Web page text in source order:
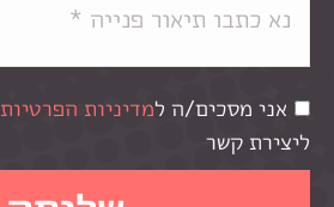
אני מסכים/ה למדיניות הפרטיות
ליצירת קשר